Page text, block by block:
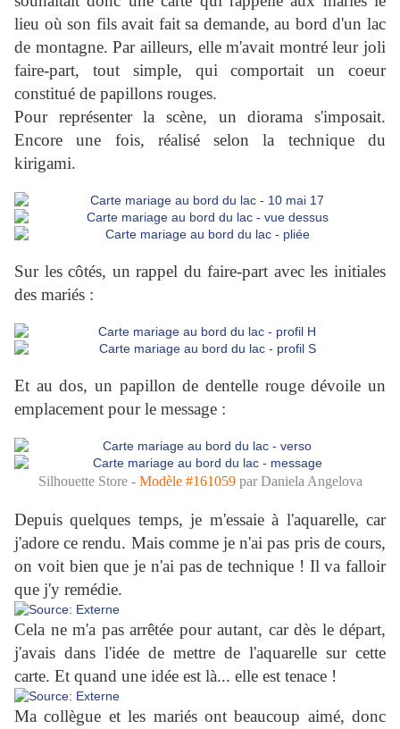
lieu où son fils avait fait sa demande, au bord d'un lac
de montagne. Par ailleurs, elle m'avait montré leur joli
faire-part, tout simple, qui comportait un coeur
constitué de papillons rouges.
Pour représenter la scène, un diorama s'imposait.
Encore une fois, réalisé selon la technique du
kirigami.
Sur les côtés, un rappel du faire-part avec les initiales
des mariés :
Et au dos, un papillon de dentelle rouge dévoile un
emplacement pour le message :
Silhouette Store - Modèle #161059par Daniela Angelova
Depuis quelques temps, je m'essaie à l'aquarelle, car
j'adore ce rendu. Mais comme je n'ai pas pris de cours,
on voit bien que je n'ai pas de technique ! Il va falloir
que j'y remédie.
Cela ne m'a pas arrêtée pour autant, car dès le départ,
j'avais dans l'idée de mettre de l'aquarelle sur cette
carte. Et quand une idée est là... elle est tenace !
Ma collègue et les mariés ont beaucoup aimé, donc